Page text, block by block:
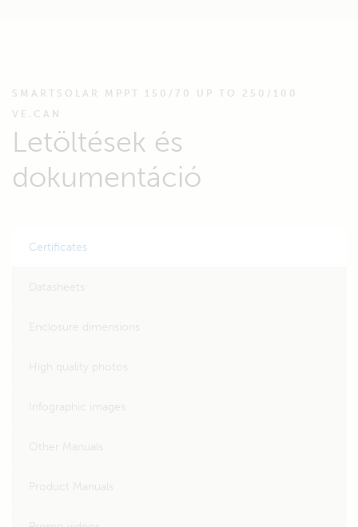
SMARTSOLAR MPPT 150/70 UP TO 250/100
VE.CAN
Letöltések és
dokumentáció
Certificates